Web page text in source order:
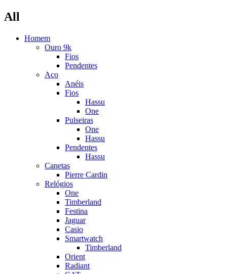
All
Homem
Ouro 9k
Fios
Pendentes
Aço
Anéis
Fios
Hassu
One
Pulseiras
One
Hassu
Pendentes
Hassu
Canetas
Pierre Cardin
Relógios
One
Timberland
Festina
Jaguar
Casio
Smartwatch
Timberland
Orient
Radiant